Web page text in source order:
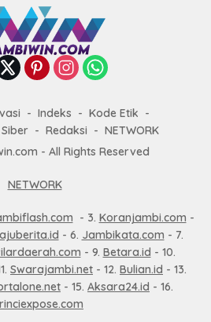
Indeks
Kode Etik
Redaksi
NETWORK
- All Rights Reserved
NETWORK
- 3. Koranjambi.com -
- 6. Jambikata.com - 7.
- 9. Betara.id - 10.
Swarajambi.net - 12. Bulian.id - 13.
- 15. Aksara24.id - 16.